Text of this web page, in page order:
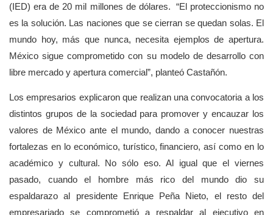
(IED) era de 20 mil millones de dólares. “El proteccionismo no
es la solución. Las naciones que se cierran se quedan solas. El
mundo hoy, más que nunca, necesita ejemplos de apertura.
México sigue comprometido con su modelo de desarrollo con
libre mercado y apertura comercial”, planteó Castañón.
Los empresarios explicaron que realizan una convocatoria a los
distintos grupos de la sociedad para promover y encauzar los
valores de México ante el mundo, dando a conocer nuestras
fortalezas en lo económico, turístico, financiero, así como en lo
académico y cultural. No sólo eso. Al igual que el viernes
pasado, cuando el hombre más rico del mundo dio su
espaldarazo al presidente Enrique Peña Nieto, el resto del
empresariado se comprometió a respaldar al ejecutivo en